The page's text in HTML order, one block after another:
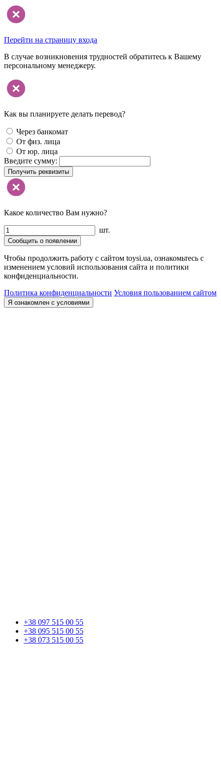
Перейти на страницу входа
В случае возникновения трудностей обратитесь к Вашему
персональному менеджеру.
Как вы планируете делать перевод?
Через банкомат
От физ. лица
От юр. лица
Введите сумму:
Получить реквизиты
Какое количество Вам нужно?
шт.
Сообщить о появлении
Чтобы продолжить работу с сайтом toysi.ua, ознакомьтесь с
изменением условий использования сайта и политики
конфиденциальности.
Политика конфиденциальности Условия пользованием сайтом
Я ознакомлен с условиями
+38 097 515 00 55
+38 095 515 00 55
+38 073 515 00 55